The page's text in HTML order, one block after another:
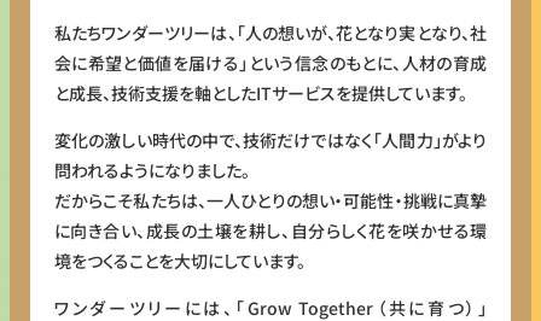
私たちワンダーツリーは、「人の想いが、花となり実となり、社
会に希望と価値を届ける」という信念のもとに、人材の育成
と成長、技術支援を軸としたITサービスを提供しています。
変化の激しい時代の中で、技術だけではなく「人間力」がより
問われるようになりました。
だからこそ私たちは、一人ひとりの想い・可能性・挑戦に真摯
に向き合い、成長の土壌を耕し、自分らしく花を咲かせる環
境をつくることを大切にしています。
ワンダーツリーには、「Grow Together（共に育つ）」